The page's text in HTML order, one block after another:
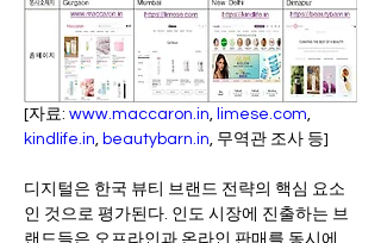
[자료: www.maccaron.in, limese.com,
kindlife.in, beautybarn.in, 무역관 조사 등]
디지털은 한국 뷰티 브랜드 전략의 핵심 요소
인 것으로 평가된다. 인도 시장에 진출하는 브
랜드들은 오프라인과 온라인 판매를 동시에